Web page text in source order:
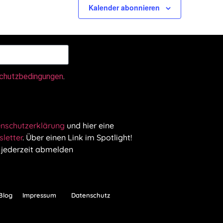
Kalender abonnieren
.
und hier eine
. Über einen Link im Spotlight!
abmelden
Impressum Datenschutz